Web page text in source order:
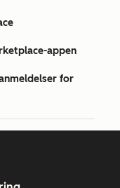
appen
for